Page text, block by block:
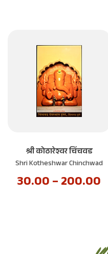
श्री कोठारेश्वर चिंचवड
Shri Kotheshwar Chinchwad
30.00–200.00